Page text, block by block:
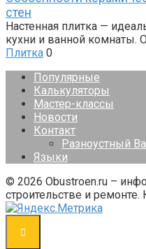
стен
Настенная плитка —
кухни и ванной комнаты.
Плитка 0
Популярные
Калькуляторы
Мастер-классы
Новости
Контакт
Разноустный
Языки
© 2026 Obustroen.ru –
строительстве и ремонте.